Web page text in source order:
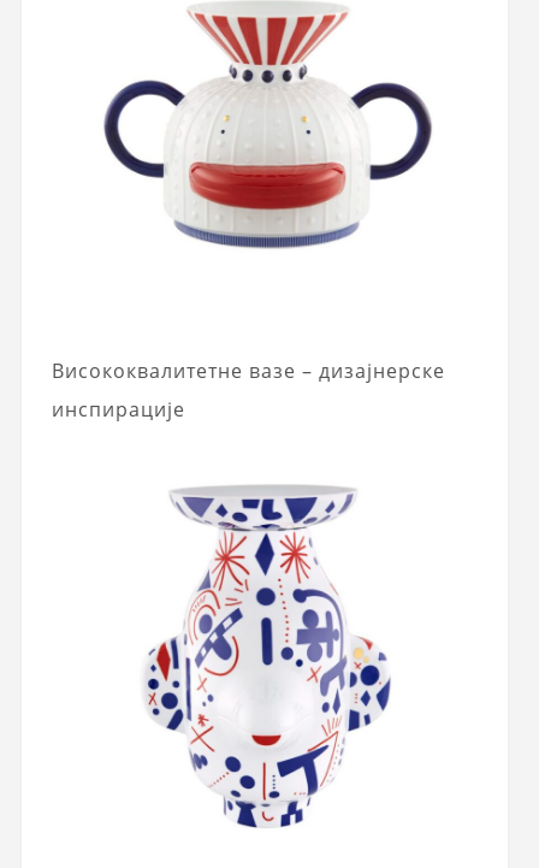
Висококвалитетне вазе – дизајнерске
инспирације